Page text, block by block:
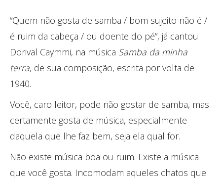
“Quem não gosta de samba / bom sujeito não é /
é ruim da cabeça / ou doente do pé”, já cantou
Dorival Caymmi, na música Samba da minha
terra, de sua composição, escrita por volta de
1940.
Você, caro leitor, pode não gostar de samba, mas
certamente gosta de música, especialmente
daquela que lhe faz bem, seja ela qual for.
Não existe música boa ou ruim. Existe a música
que você gosta. Incomodam aqueles chatos que